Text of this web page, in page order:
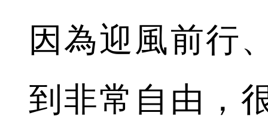
因為迎風前行
到非常自由，